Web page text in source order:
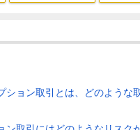
ション取引とは、どのような